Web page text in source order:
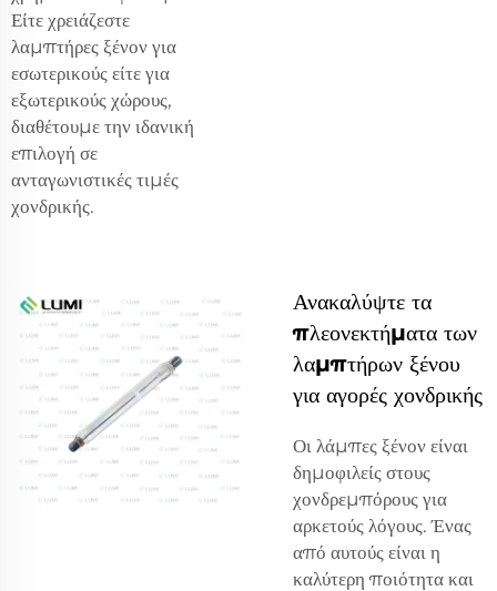
Είτε χρειάζεστε
λαμπτήρες ξένον για
εσωτερικούς είτε για
εξωτερικούς χώρους,
διαθέτουμε την ιδανική
επιλογή σε
ανταγωνιστικές τιμές
χονδρικής.
Ανακαλύψτε τα
πλεονεκτήματα των
λαμπτήρων ξένου
για αγορές χονδρικής
Οι λάμπες ξένον είναι
δημοφιλείς στους
χονδρεμπόρους για
αρκετούς λόγους. Ένας
από αυτούς είναι η
καλύτερη ποιότητα και